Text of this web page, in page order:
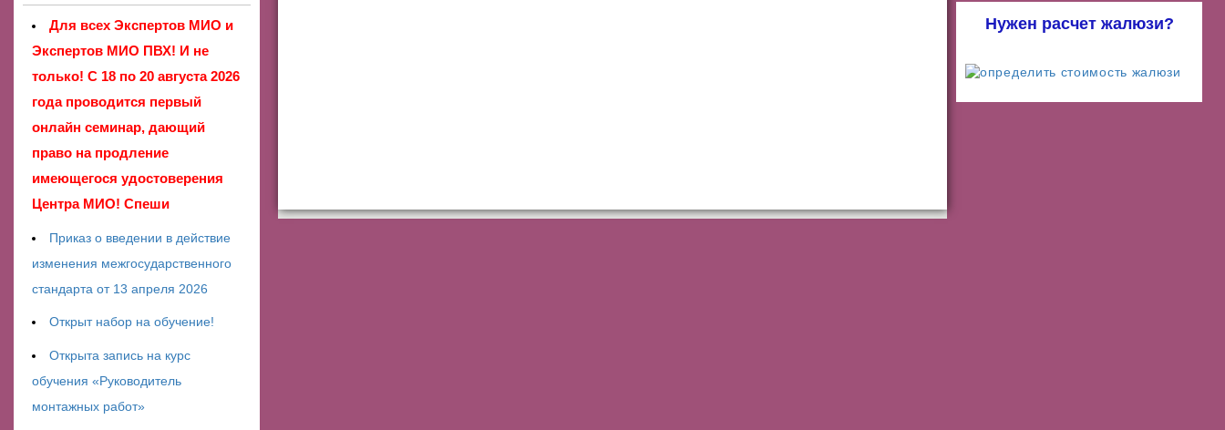
Для всех Экспертов МИО и
Экспертов МИО ПВХ! И не
только! С 18 по 20 августа 2026
года проводится первый
онлайн семинар, дающий
право на продление
имеющегося удостоверения
Центра МИО! Спеши
Приказ о введении в действие
изменения межгосударственного
стандарта от 13 апреля 2026
Открыт набор на обучение!
Открыта запись на курс
обучения «Руководитель
монтажных работ»
Нужен расчет жалюзи?